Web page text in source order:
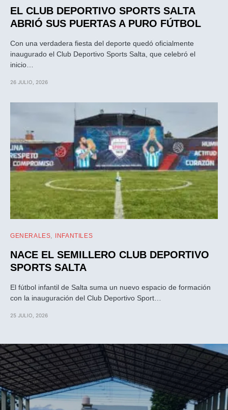
EL CLUB DEPORTIVO SPORTS SALTA
ABRIÓ SUS PUERTAS A PURO FÚTBOL
Con una verdadera fiesta del deporte quedó oficialmente
inaugurado el Club Deportivo Sports Salta, que celebró el
inicio…
26 JULIO, 2026
GENERALES INFANTILES
NACE EL SEMILLERO CLUB DEPORTIVO
SPORTS SALTA
El fútbol infantil de Salta suma un nuevo espacio de formación
con la inauguración del Club Deportivo Sport…
25 JULIO, 2026